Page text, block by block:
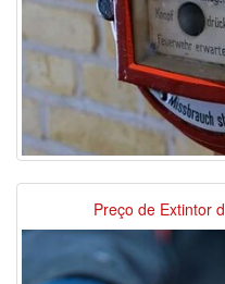
Preço de Extintor